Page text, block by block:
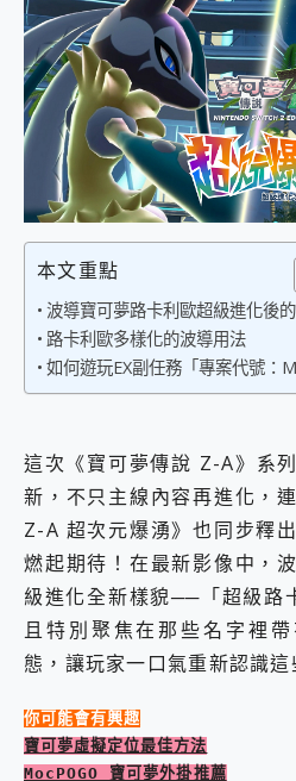
超驚艷 讓人一眼就愛上 LENOVO 聯想 Yoga Book 9 14吋 AI輕薄筆電 開箱 評測
美到讓人超想擁有 moto pad 60 系列 與 Moto | Swarovski razr 60 冰藍限定版本 開箱 評測
好用的 EaseUS Partition Master 讓您輕鬆的移除與格式化有防寫保護的隨身碟或SD卡
一鍵修復模糊影片、舊照的 AI 好幫手! VideoProc Converter AI 新版全解析 × 年末優惠，一篇全看懂
小朋友才做選擇 投影機 RGB藍牙音響 氛圍情境燈 我通通都要！ Starfish 2 幻彩膠囊投影機｜結合「 智慧投影 & 煥彩流動 」的沈浸式生活新體驗
外型超吸晴~ 給您絕佳操控體驗 GravaStar Mercury K1 系列 異星機械鍵盤與 Mercury X 系列 輕量無線電競滑鼠 開箱 評測
開箱~變身「蜘蛛人」椅子軍師！MSI MPG 491CQP QD-OLED 超寬曲面電競螢幕，多工辦公、爽度滿滿的終極桌面體驗
iPhone 17 系列 有認證的防護來囉！ imos 首家導入 UL MCV 行銷宣告驗證的手機配件品牌
DJI Osmo Pocket 3 爽爽帶回家 歡慶 EaseUS 21 週年到來，「Slogan 海報徵稿活動」好康大放送
小巧好吸不擋鏡頭 有Qi2認證的 ONPRO MagReact MXs2 5000mAh薄型磁吸無線急速行動電源 開箱 評測
寶可夢飛人外掛iToolab AnyGo全新升級，GO Fest 五折優惠嗨翻天！支援 iOS/Android！
百倍變焦實測~ vivo X200 Pro 與 S25 Ultra 誰能滿足全場景拍攝需求？
超好用的 PLAUD NotePin AI 智慧錄音膠囊~ 您的AI 秘書已上線 每月免費送你 300分鐘轉寫
COMPUTEX 2025 來囉！AGI亞奇雷 AI・Gaming・創作儲存方案登場，趕快來AGI亞奇雷挑戰任務抽 PS5！
是螢幕也是電視! 一機超多用途「MSI微星 Modern MD272UPSW 27型」 4K IPS 輕薄商用智慧聯網螢幕 開箱 評測
realme 14 Pro 超硬軍規、冰感變色實測，realme 14 5G 遊戲戰鬥值爆表，效能x娛樂全都要！
iPhone、Apple Watch、AirPods耳機 三個設備充電一起搞定 ONPRO MagReact™ M3 3 in 1可攜摺疊無線充電器 開箱 評測
動靜皆宜「HUAWEI FreeArc」開放式耳掛耳機，無感配戴! 超穩超服貼，音質、通話也很優質
好玩好拍 vivo V50 ~ 口袋裡的 Zeiss 潮流攝影棚!
25種洗烘模式一機搞定! Roborock 衣莉莎白 H1 Neo分子篩洗脫烘 AI 滾筒洗衣機
給 MSI Claw 系列電競掌機 最完美的家 MSI Nest Docking Station 掌機專屬擴充底座 開箱 評測
B&O 精品級音響! Home+ 中嘉寬頻 SoundBox 劇院串流盒 開箱 評測
本文重點
波導寶可夢路卡利歐超級進化後
路卡利歐多樣化的波導用法
如何遊玩EX副任務「專案代號：M
這次《寶可夢傳說 Z-A》系
新，不只主線內容再進化，
Z-A 超次元爆湧》也同步釋
燃起期待！在最新影像中，
級進化全新樣貌──「超級路
且特別聚焦在那些名字裡
態，讓玩家一口氣重新認識這
你可能會有興趣
寶可夢虛擬定位最佳方法
MocPOGO 寶可夢外掛推薦